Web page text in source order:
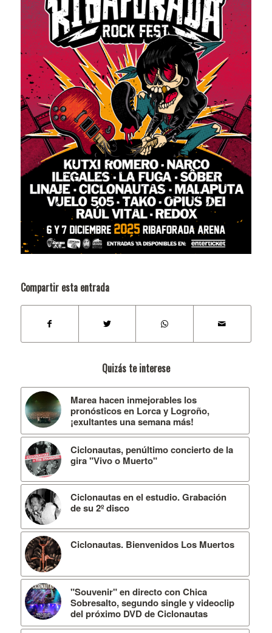
Compartir esta entrada
Quizás te interese
Marea hacen inmejorables los
pronósticos en Lorca y Logroño,
¡exultantes una semana más!
Ciclonautas, penúltimo concierto de la
gira "Vivo o Muerto"
Ciclonautas en el estudio. Grabación
de su 2º disco
Ciclonautas. Bienvenidos Los Muertos
"Souvenir" en directo con Chica
Sobresalto, segundo single y videoclip
del próximo DVD de Ciclonautas